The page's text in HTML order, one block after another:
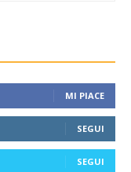
MI PIACE
SEGUI
SEGUI